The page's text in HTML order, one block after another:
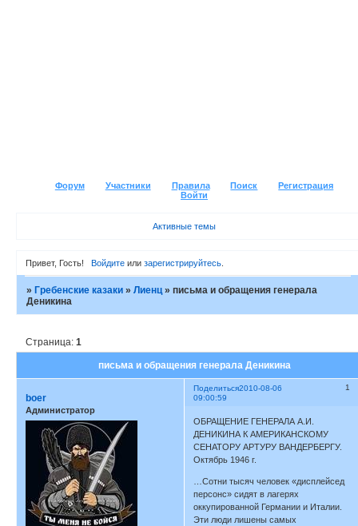
Форум Участники Правила Поиск
Регистрация
Войти
Активные темы
Привет, Гость! Войдитеили зарегистрируйтесь.
»Гребенские казаки »Лиенц »письма и обращения генерала
Деникина
письма и обращения генерала Деникина
Страница:1
Поделиться 1
2010-08-06
09:00:59
boer
Администратор
ОБРАЩЕНИЕ ГЕНЕРАЛА А.И.
ДЕНИКИНА К АМЕРИКАНСКОМУ
СЕНАТОРУ АРТУРУ ВАНДЕРБЕРГУ.
Октябрь 1946 г.
…Сотни тысяч человек «дисплейсед
персонс» сидят в лагерях
оккупированной Германии и Италии.
Эти люди лишены самых